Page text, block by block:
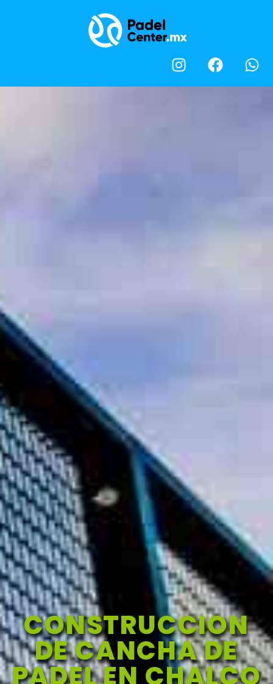
CONSTRUCCION
DE CANCHA DE
PADEL EN CHALCO